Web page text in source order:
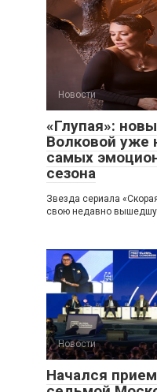
Новости
«Глупая»:
Волковой уже
самых
сезона
Звезда сериала
свою недавно
Новости
Начался